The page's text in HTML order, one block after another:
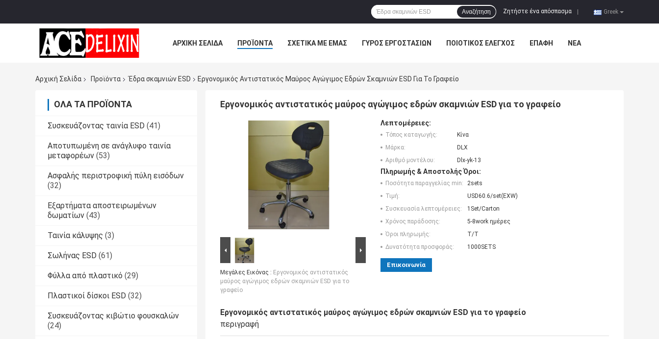
Greek
Ζητήστε ένα απόσπασμα
Αναζήτηση
ΑΡΧΙΚΉ ΣΕΛΊΔΑ ΠΡΟΪΌΝΤΑ ΣΧΕΤΙΚΆ ΜΕ ΕΜΆΣ ΓΎΡΟΣ ΕΡΓΟΣΤΑΣΊΩΝ ΠΟΙΟΤΙΚΌΣ ΈΛΕΓΧΟΣ ΕΠΑΦΉ ΝΈΑ
Αρχική Σελίδα
Προϊόντα Έδρα σκαμνιών ESD Εργονομικός Αντιστατικός Μαύρος Αγώγιμος Εδρών Σκαμνιών ESD Για Το Γραφείο
ΌΛΑ ΤΑ ΠΡΟΪΌΝΤΑ
Συσκευάζοντας ταινία ESD (41)
Αποτυπωμένη σε ανάγλυφο ταινία
μεταφορέων (53)
Ασφαλής περιστροφική πύλη εισόδων
(32)
Εξαρτήματα αποστειρωμένων
δωματίων (43)
Ταινία κάλυψης (3)
Σωλήνας ESD (61)
Φύλλα από πλαστικό (29)
Πλαστικοί δίσκοι ESD (32)
Συσκευάζοντας κιβώτιο φουσκαλών
(24)
Εργονομικός αντιστατικός μαύρος αγώγιμος εδρών σκαμνιών ESD για το γραφείο
Μεγάλες Εικόνας : Εργονομικός αντιστατικός
μαύρος αγώγιμος εδρών σκαμνιών ESD για το
γραφείο
Λεπτομέρειες:
Τόπος καταγωγής:
Κίνα
Μάρκα:
DLX
Αριθμό μοντέλου:
Dlx-yk-13
Πληρωμής & Αποστολής Όροι:
Ποσότητα παραγγελίας min:
2sets
Τιμή:
USD60.6/set(EXW)
Συσκευασία λεπτομέρειες:
1Set/Carton
Χρόνος παράδοσης:
5-8work ημέρες
Όροι πληρωμής:
T/T
Δυνατότητα προσφοράς:
1000SETS
Επικοινωνία
Εργονομικός αντιστατικός μαύρος αγώγιμος εδρών σκαμνιών ESD για το γραφείο
περιγραφή